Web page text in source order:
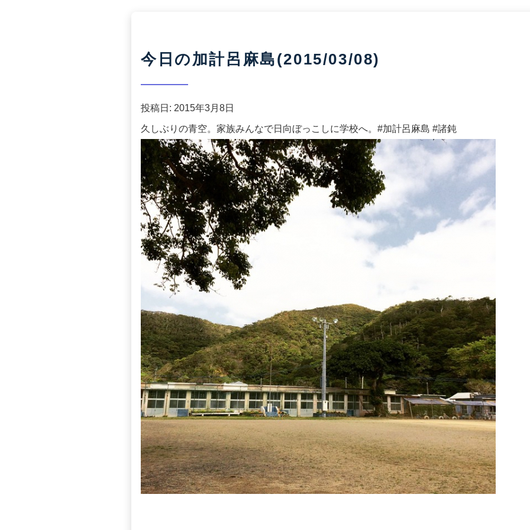
今日の加計呂麻島(2015/03/08)
投稿日: 2015年3月8日
久しぶりの青空。家族みんなで日向ぼっこしに学校へ。#加計呂麻島 #諸鈍